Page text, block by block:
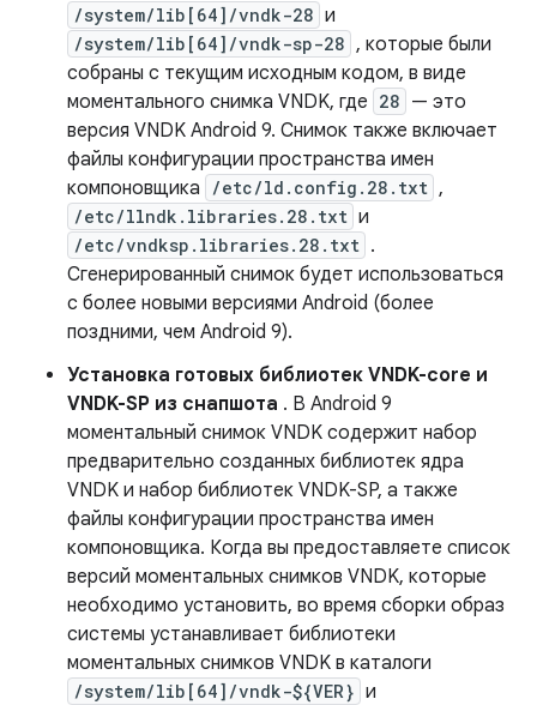
/system/lib[64]/vndk-28 и
/system/lib[64]/vndk-sp-28 , которые были
собраны с текущим исходным кодом, в виде
моментального снимка VNDK, где 28 — это
версия VNDK Android 9. Снимок также включает
файлы конфигурации пространства имен
компоновщика
/etc/ld.config.28.txt ,
/etc/llndk.libraries.28.txt и
/etc/vndksp.libraries.28.txt .
Сгенерированный снимок будет использоваться
с более новыми версиями Android (более
поздними, чем Android 9).
Установка готовых библиотек VNDK-core и
VNDK-SP из снапшота . В Android 9
моментальный снимок VNDK содержит набор
предварительно созданных библиотек ядра
VNDK и набор библиотек VNDK-SP, а также
файлы конфигурации пространства имен
компоновщика. Когда вы предоставляете список
версий моментальных снимков VNDK, которые
необходимо установить, во время сборки образ
системы устанавливает библиотеки
моментальных снимков VNDK в каталоги
/system/lib[64]/vndk-${VER} и